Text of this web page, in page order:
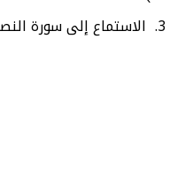
الاستماع إلى سورة